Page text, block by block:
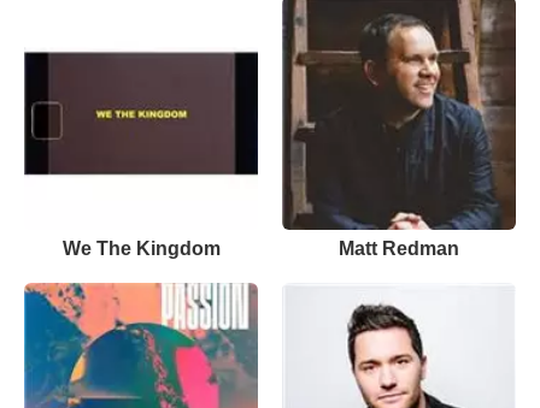
We The Kingdom Matt Redman